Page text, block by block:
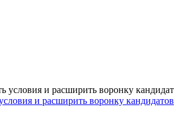
и расширить воронку кандидатов